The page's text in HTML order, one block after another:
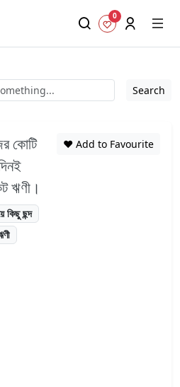
0
Search
কোটি
ঋণী।
কিছু ছন্দ
❤️ Add to Favourite